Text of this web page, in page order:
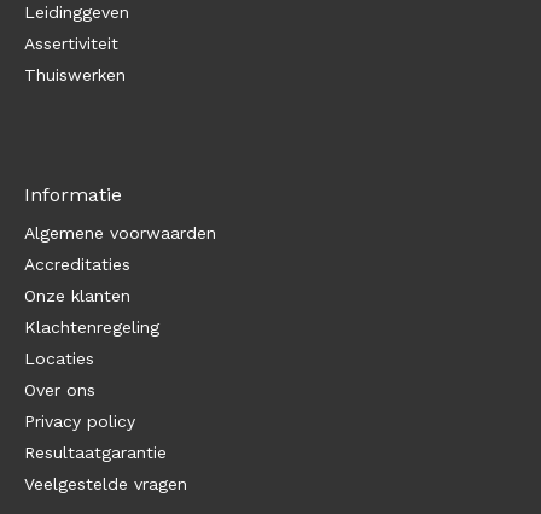
Leidinggeven
Assertiviteit
Thuiswerken
Informatie
Algemene voorwaarden
Accreditaties
Onze klanten
Klachtenregeling
Locaties
Over ons
Privacy policy
Resultaatgarantie
Veelgestelde vragen